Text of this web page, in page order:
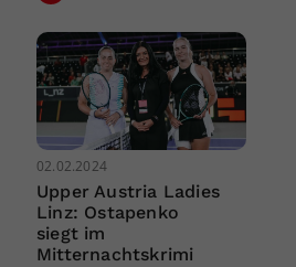
02.02.2024
Upper Austria Ladies
Linz: Ostapenko
siegt im
Mitternachtskrimi